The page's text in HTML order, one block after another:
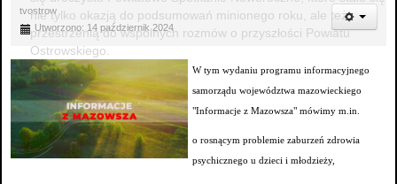
nie tylko okazją do podsumowań minionego roku, ale też
przestrzenią do wspólnych rozmów o przyszłości Powiatu
Ostrowskiego.
tvostrow
Utworzono: 14 październik 2024
W tym wydaniu programu informacyjnego
samorządu województwa mazowieckiego
"Informacje z Mazowsza" mówimy m.in.
o rosnącym problemie zaburzeń zdrowia
psychicznego u dzieci i młodzieży,